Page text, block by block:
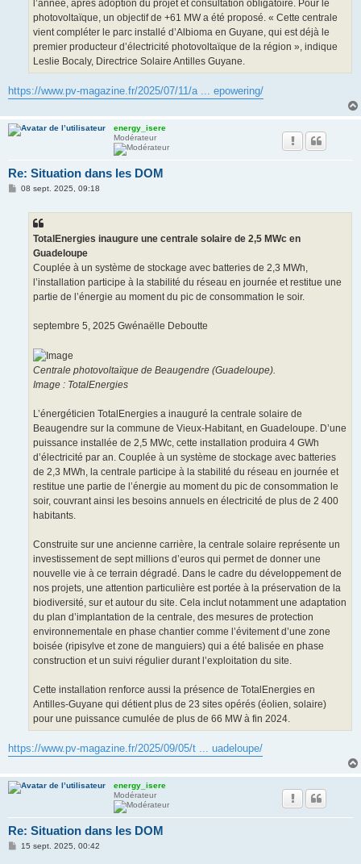
l’année, après adoption du projet et consultation obligatoire. Pour le
photovoltaïque, un objectif de +61 MW a été proposé. « Cette centrale
vient compléter le parc installé d’Albioma en Guyane, qui est déjà le
premier producteur d’électricité photovoltaïque de la région », indique
Leslie Bocaly, Directrice Solaire Antilles Guyane.
https://www.pv-magazine.fr/2025/07/11/a ... epowering/
energy_isere
Modérateur
Re: Situation dans les DOM
M08 sept. 2025, 09:18
TotalEnergies inaugure une centrale solaire de 2,5 MWc en
Guadeloupe
Couplée à un système de stockage avec batteries de 2,3 MWh,
l’installation participe à la stabilité du réseau en journée et restitue une
partie de l’énergie au moment du pic de consommation le soir.
septembre 5, 2025 Gwénaëlle Deboutte
Centrale photovoltaïque de Beaugendre (Guadeloupe).
Image : TotalEnergies
L’énergéticien TotalEnergies a inauguré la centrale solaire de
Beaugendre sur la commune de Vieux-Habitant, en Guadeloupe. D’une
puissance installée de 2,5 MWc, cette installation produira 4 GWh
d’électricité par an. Couplée à un système de stockage avec batteries
de 2,3 MWh, la centrale participe à la stabilité du réseau en journée et
restitue une partie de l’énergie au moment du pic de consommation le
soir, couvrant ainsi les besoins annuels en électricité de plus de 2 400
habitants.
Construite sur une ancienne carrière, la centrale solaire représente un
investissement de sept millions d’euros qui permet de donner une
nouvelle vie à ce terrain dégradé. Dans le cadre du développement de
nos projets, une attention particulière est portée à la préservation de la
biodiversité, sur et autour du site. Cela inclut notamment une adaptation
du plan d’implantation de la centrale, des mesures de protection
environnementale en phase chantier comme l’évitement d’une zone
boisée (ripisylve et zone de manguiers) qui a été balisée en phase
construction et un suivi régulier durant l’exploitation du site.
Cette installation renforce aussi la présence de TotalEnergies en
Antilles-Guyane qui détient plus de 23 sites opérés (éolien, solaire)
pour une puissance cumulée de plus de 66 MW à fin 2024.
https://www.pv-magazine.fr/2025/09/05/t ... uadeloupe/
energy_isere
Modérateur
Re: Situation dans les DOM
M15 sept. 2025, 00:42